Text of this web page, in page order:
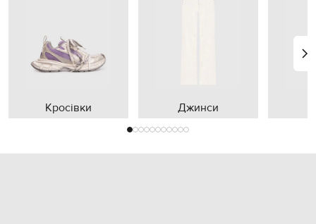
Кросівки Джинси